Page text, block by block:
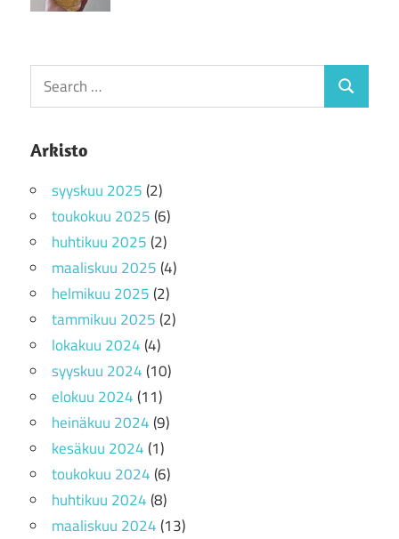
Search
for:
Search
Arkisto
syyskuu 2025(2)
toukokuu 2025(6)
huhtikuu 2025(2)
maaliskuu 2025(4)
helmikuu 2025(2)
tammikuu 2025(2)
lokakuu 2024(4)
syyskuu 2024(10)
elokuu 2024(11)
heinäkuu 2024(9)
kesäkuu 2024(1)
toukokuu 2024(6)
huhtikuu 2024(8)
maaliskuu 2024(13)